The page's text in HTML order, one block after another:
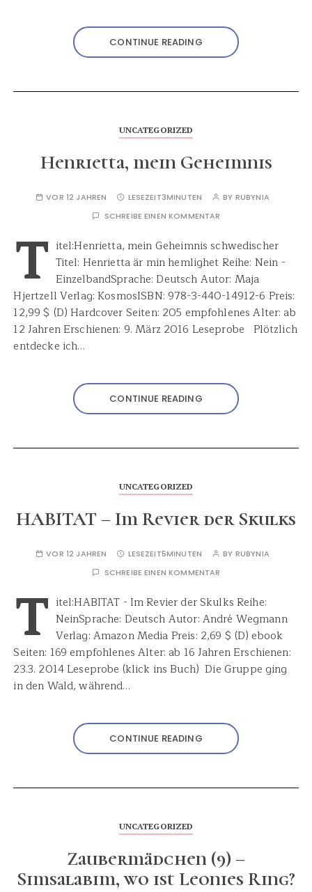
CONTINUE READING
UNCATEGORIZED
Henrietta, mein Geheimnis
VOR 12 JAHREN LESEZEIT3MINUTEN BY RUBYNIA
SCHREIBE EINEN KOMMENTAR
T itel:Henrietta, mein Geheimnis schwedischer
Titel: Henrietta är min hemlighet Reihe: Nein -
EinzelbandSprache: Deutsch Autor: Maja
Hjertzell Verlag: KosmosISBN: 978-3-440-14912-6 Preis:
12,99 $ (D) Hardcover Seiten: 205 empfohlenes Alter: ab
12 Jahren Erschienen: 9. März 2016 Leseprobe Plötzlich
entdecke ich…
CONTINUE READING
UNCATEGORIZED
HABITAT – Im Revier der Skulks
VOR 12 JAHREN LESEZEIT5MINUTEN BY RUBYNIA
SCHREIBE EINEN KOMMENTAR
T itel:HABITAT - Im Revier der Skulks Reihe:
NeinSprache: Deutsch Autor: André Wegmann
Verlag: Amazon Media Preis: 2,69 $ (D) ebook
Seiten: 169 empfohlenes Alter: ab 16 Jahren Erschienen:
23.3. 2014 Leseprobe (klick ins Buch) Die Gruppe ging
in den Wald, während…
CONTINUE READING
UNCATEGORIZED
Zaubermädchen (9) –
Simsalabim, wo ist Leonies Ring?